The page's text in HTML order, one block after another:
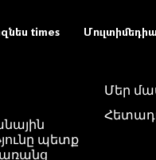
times Մուլտիմեդիա
պետք
Մեր